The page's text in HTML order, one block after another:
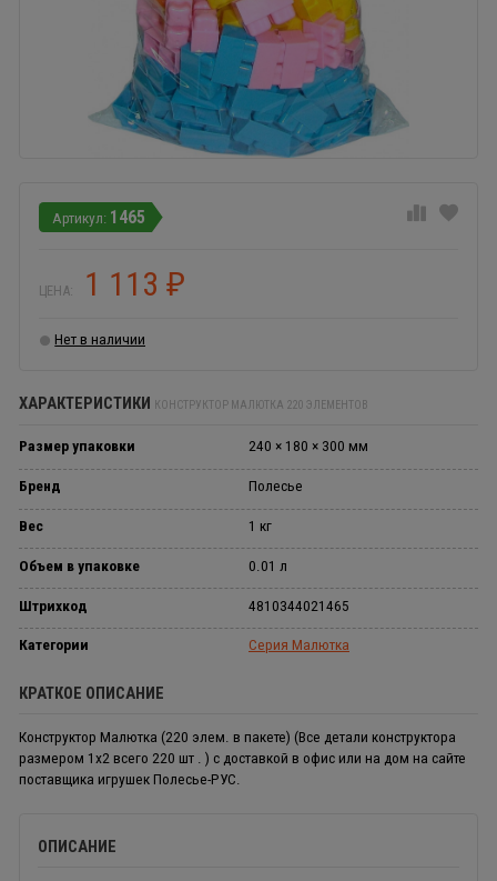
1465
ЦЕНА: 1 113 ₽
Нет в наличии
ХАРАКТЕРИСТИКИ КОНСТРУКТОР МАЛЮТКА 220 ЭЛЕМЕНТОВ
Размер упаковки 240 × 180 × 300 мм
Бренд Полесье
Вес 1 кг
Объем в упаковке 0.01 л
Штрихкод 4810344021465
Категории Серия Малютка
КРАТКОЕ ОПИСАНИЕ
Конструктор Малютка (220 элем. в пакете) (Все детали конструктора
размером 1х2 всего 220 шт . ) с доставкой в офис или на дом на сайте
поставщика игрушек Полесье-РУС.
ОПИСАНИЕ